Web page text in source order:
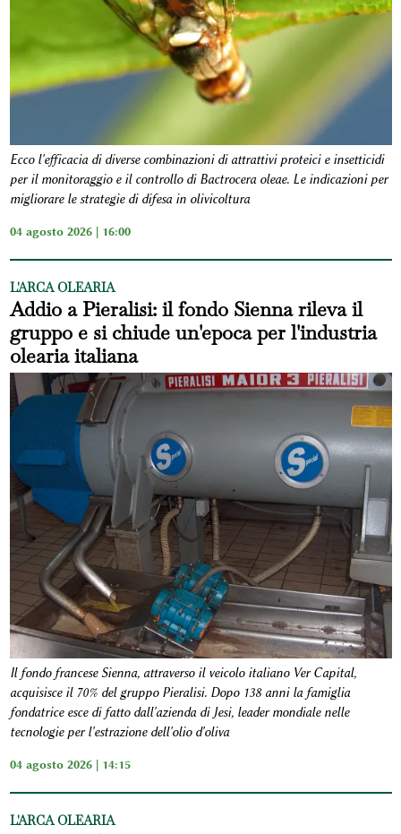
Ecco l'efficacia di diverse combinazioni di attrattivi proteici e insetticidi
per il monitoraggio e il controllo di Bactrocera oleae. Le indicazioni per
migliorare le strategie di difesa in olivicoltura
04 agosto 2026 | 16:00
L'ARCA OLEARIA
Addio a Pieralisi: il fondo Sienna rileva il
gruppo e si chiude un'epoca per l'industria
olearia italiana
Il fondo francese Sienna, attraverso il veicolo italiano Ver Capital,
acquisisce il 70% del gruppo Pieralisi. Dopo 138 anni la famiglia
fondatrice esce di fatto dall'azienda di Jesi, leader mondiale nelle
tecnologie per l'estrazione dell'olio d'oliva
04 agosto 2026 | 14:15
L'ARCA OLEARIA